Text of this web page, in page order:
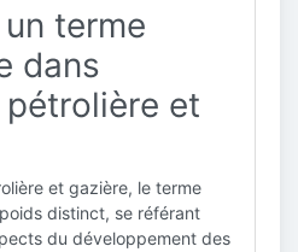
terme
dans
et
et gazière, le terme
distinct, se référant
du développement des